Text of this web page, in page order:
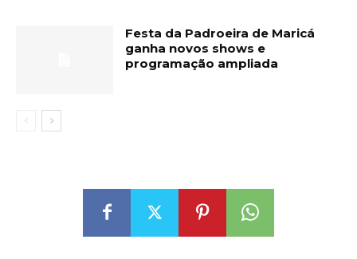
Festa da Padroeira de Maricá
ganha novos shows e
programação ampliada